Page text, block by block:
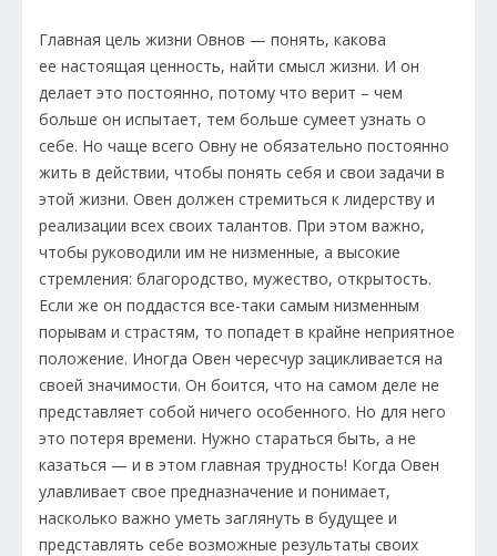
Главная цель жизни Овнов — понять, какова
ее настоящая ценность, найти смысл жизни. И он
делает это постоянно, потому что верит – чем
больше он испытает, тем больше сумеет узнать о
себе. Но чаще всего Овну не обязательно постоянно
жить в действии, чтобы понять себя и свои задачи в
этой жизни. Овен должен стремиться к лидерству и
реализации всех своих талантов. При этом важно,
чтобы руководили им не низменные, а высокие
стремления: благородство, мужество, открытость.
Если же он поддастся все-таки самым низменным
порывам и страстям, то попадет в крайне неприятное
положение. Иногда Овен чересчур зацикливается на
своей значимости. Он боится, что на самом деле не
представляет собой ничего особенного. Но для него
это потеря времени. Нужно стараться быть, а не
казаться — и в этом главная трудность! Когда Овен
улавливает свое предназначение и понимает,
насколько важно уметь заглянуть в будущее и
представлять себе возможные результаты своих